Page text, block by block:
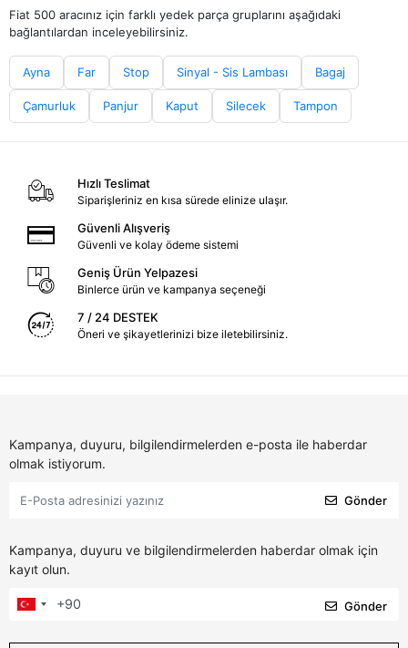
Fiat 500 aracınız için farklı yedek parça gruplarını aşağıdaki
bağlantılardan inceleyebilirsiniz.
Ayna Far Stop Sinyal - Sis Lambası Bagaj
Çamurluk Panjur Kaput Silecek Tampon
Hızlı Teslimat
Siparişleriniz en kısa sürede elinize ulaşır.
Güvenli Alışveriş
Güvenli ve kolay ödeme sistemi
Geniş Ürün Yelpazesi
Binlerce ürün ve kampanya seçeneği
7 / 24 DESTEK
Öneri ve şikayetlerinizi bize iletebilirsiniz.
Kampanya, duyuru, bilgilendirmelerden e-posta ile haberdar
olmak istiyorum.
Gönder
Kampanya, duyuru ve bilgilendirmelerden haberdar olmak için
kayıt olun.
Gönder